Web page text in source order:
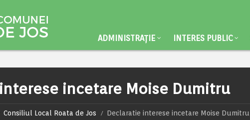
ADMINISTRAȚIE INTERES PUBLIC
incetare Moise Dumitru
Consiliul Local Roata de Jos Declaratie interese incetare Moise Dumitru